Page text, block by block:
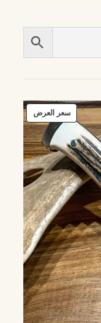
سعر العرضمنتج
مخفض